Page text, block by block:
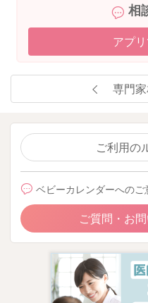
相
アプ
専門家
ご利用の
ベビーカレンダーへの
ご質問・お